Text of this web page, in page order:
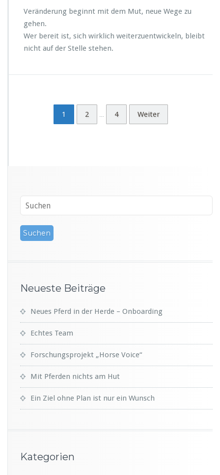
Veränderung beginnt mit dem Mut, neue Wege zu
gehen.
Wer bereit ist, sich wirklich weiterzuentwickeln, bleibt
nicht auf der Stelle stehen.
1 2 … 4 Weiter
Neueste Beiträge
Neues Pferd in der Herde – Onboarding
Echtes Team
Forschungsprojekt „Horse Voice“
Mit Pferden nichts am Hut
Ein Ziel ohne Plan ist nur ein Wunsch
Kategorien